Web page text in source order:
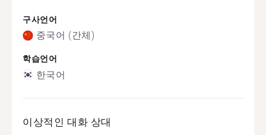
구사언어
중국어 (간체)
학습언어
한국어
이상적인 대화 상대